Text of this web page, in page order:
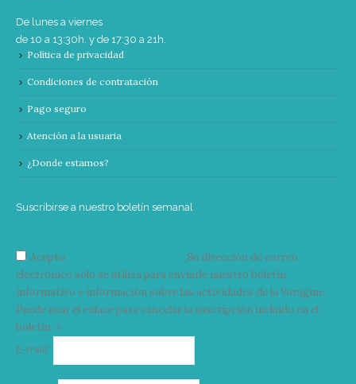
De lunes a viernes
de 10 a 13:30h. y de 17:30 a 21h.
Política de privacidad
Condiciones de contratación
Pago seguro
Atención a la usuaria
¿Donde estamos?
Suscribirse a nuestro boletín semanal
Acepto
Su dirección de correo
electrónico solo se utiliza para enviarle nuestro boletín
informativo e información sobre las actividades de la Vorágine.
Puede usar el enlace para cancelar la suscripción incluido en el
boletín. >
E-mail*